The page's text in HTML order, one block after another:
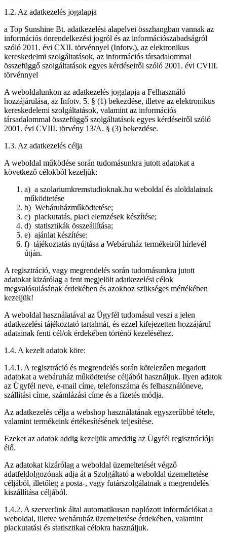
1.2. Az adatkezelés jogalapja
a Top Sunshine Bt. adatkezelési alapelvei összhangban vannak az
információs önrendelkezési jogról és az információszabadságról
szóló 2011. évi CXII. törvénnyel (Infotv.), az elektronikus
kereskedelmi szolgáltatások, az információs társadalommal
összefüggő szolgáltatások egyes kérdéseiről szóló 2001. évi CVIII.
törvénnyel
A weboldalunkon az adatkezelés jogalapja a Felhasználó
hozzájárulása, az Infotv. 5. § (1) bekezdése, illetve az elektronikus
kereskedelemi szolgáltatások, valamint az információs
társadalommal összefüggő szolgáltatások egyes kérdéseiről szóló
2001. évi CVIII. törvény 13/A. § (3) bekezdése.
1.3. Az adatkezelés célja
A weboldal működése során tudomásunkra jutott adatokat a
következő célokból kezeljük:
a) a szolariumkremstudioknak.hu weboldal és aloldalainak
működtetése
b) Webáruházműködtetése;
c) piackutatás, piaci elemzések készítése;
d) statisztikák összeállítása;
e) ajánlat készítése;
f) tájékoztatás nyújtása a Webáruház termékeiről hírlevél
útján.
A regisztráció, vagy megrendelés során tudomásunkra jutott
adatokat kizárólag a fent megjelölt adatkezelési célok
megvalósulásának érdekében és azokhoz szükséges mértékében
kezeljük!
A weboldal használatával az Ügyfél tudomásul veszi a jelen
adatkezelési tájékoztató tartalmát, és ezzel kifejezetten hozzájárul
adatainak fenti cél/ok érdekében történő kezeléséhez.
1.4. A kezelt adatok köre:
1.4.1. A regisztráció és megrendelés során kötelezően megadott
adatokat a webáruház működtetése céljából használjuk. Ilyen adatok
az Ügyfél neve, e-mail címe, telefonszáma és felhasználóneve,
szállítási címe, számlázási címe és a fizetés módja.
Az adatkezelés célja a webshop használatának egyszerűbbé tétele,
valamint termékeink értékesítésének teljesítése.
Ezeket az adatok addig kezeljük ameddig az Ügyfél regisztrációja
élő.
Az adatokat kizárólag a weboldal üzemeltetését végző
adatfeldolgozónak adja át a Szolgáltató a weboldal üzemeltetése
céljából, illetőleg a posta-, vagy futárszolgálatnak a megrendelés
kiszállítása céljából.
1.4.2. A szerverünk által automatikusan naplózott információkat a
weboldal, illetve webáruház üzemeltetése érdekében, valamint
piackutatási és statisztikai célokra használjuk.